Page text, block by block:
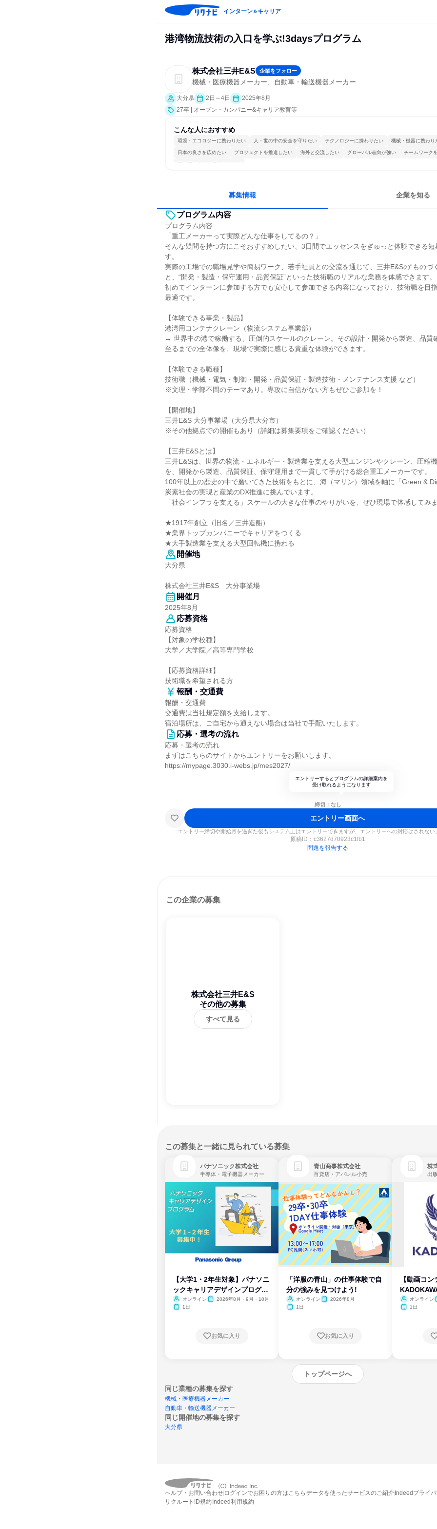
インターン＆キャリア
港湾物流技術の入口を学ぶ!3daysプログラム
株式会社三井E&S 企業をフォロー
機械・医療機器メーカー、自動車・輸送機器メーカー
大分県 2日～4日
2025年8月
27卒 | オープン・カンパニー&キャリア教育等
こんな人におすすめ
環境・エコロジーに携わりたい 人・世の中の安全を守りたい テクノロジーに携わりたい 機械・機器に携わり
日本の良さを広めたい プロジェクトを推進したい 海外と交流したい グローバル志向が強い チームワーク
長く同じ会社に居続けられる
募集情報 企業を知る
プログラム内容
プログラム内容
「重工メーカーって実際どんな仕事をしてるの？」
そんな疑問を持つ方にこそおすすめしたい、3日間でエッセンスをぎゅっと体験できる
す。
実際の工場での職場見学や簡易ワーク、若手社員との交流を通じて、三井E&Sの“ものづ
と、“開発・製造・保守運用・品質保証”といった技術職のリアルな業務を体感できます。
初めてインターンに参加する方でも安心して参加できる内容になっており、技術職を目
最適です。
【体験できる事業・製品】
港湾用コンテナクレーン（物流システム事業部）
→ 世界中の港で稼働する、圧倒的スケールのクレーン。その設計・開発から製造、品質
至るまでの全体像を、現場で実際に感じる貴重な体験ができます。
【体験できる職種】
技術職（機械・電気・制御・開発・品質保証・製造技術・メンテナンス支援 など）
※文理・学部不問のテーマあり。専攻に自信がない方もぜひご参加を！
【開催地】
三井E&S 大分事業場（大分県大分市）
※その他拠点での開催もあり（詳細は募集要項をご確認ください）
【三井E&Sとは】
三井E&Sは、世界の物流・エネルギー・製造業を支える大型エンジンやクレーン、圧縮
を、開発から製造、品質保証、保守運用まで一貫して手がける総合重工メーカーです。
100年以上の歴史の中で磨いてきた技術をもとに、海（マリン）領域を軸に「Green &
炭素社会の実現と産業のDX推進に挑んでいます。
「社会インフラを支える」スケールの大きな仕事のやりがいを、ぜひ現場で体感してみ
★1917年創立（旧名／三井造船）
★業界トップカンパニーでキャリアをつくる
★大手製造業を支える大型回転機に携わる
開催地
大分県
株式会社三井E&S 大分事業場
開催月
2025年8月
応募資格
応募資格
【対象の学校種】
大学／大学院／高等専門学校
【応募資格詳細】
技術職を希望される方
報酬・交通費
報酬・交通費
交通費は当社規定額を支給します。
宿泊場所は、ご自宅から通えない場合は当社で手配いたします。
応募・選考の流れ
応募・選考の流れ
まずはこちらのサイトからエントリーをお願いします。
https://mypage.3030.i-webs.jp/mes2027/
エントリーするとプログラムの詳細案内を
受け取れるようになります
締切：なし
エントリー画面へ
エントリー締切や開始月を過ぎた後もシステム上はエントリーできますが、エントリーへの対応はされない
原稿ID： c3627d70923c1fb1
問題を報告する
この企業の募集
株式会社三井E&S
その他の募集
すべて見る
この募集と一緒に見られている募集
パナソニック株式会社
半導体・電子機器メーカー
【大学1・2年生対象】パナソニ
ックキャリアデザインプログラ
ム
オンライン
2026年8月・9月・10月
1日
お気に入り
青山商事株式会社
百貨店・アパレル小売
「洋服の青山」の仕事体験で自
分の強みを見つけよう!
オンライン
2026年8月
1日
お気に入り
株
出
【動画コン
オンライン
1日
トップページへ
同じ業種の募集を探す
機械・医療機器メーカー
自動車・輸送機器メーカー
同じ開催地の募集を探す
大分県
締切：なし
ヘルプ・お問い合わせ ログインでお困りの方はこちら データを使ったサービスのご紹介 Indeedプライ
リクルートID規約 Indeed利用規約